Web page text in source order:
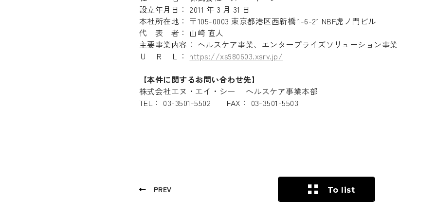
Recruit
Privacy policy
設立年月日： 2011 年 3 月 31 日
本社所在地： 〒105-0003 東京都港区西新橋 1-6-21 NBF虎ノ門ビル
代 表 者： 山崎 直人
主要事業内容： ヘルスケア事業、エンタープライズソリューション事業
Ｕ Ｒ Ｌ： https://xs980603.xsrv.jp/
【本件に関するお問い合わせ先】
株式会社エヌ・エイ・シー ヘルスケア事業本部
TEL： 03-3501-5502 FAX： 03-3501-5503
PREV To list